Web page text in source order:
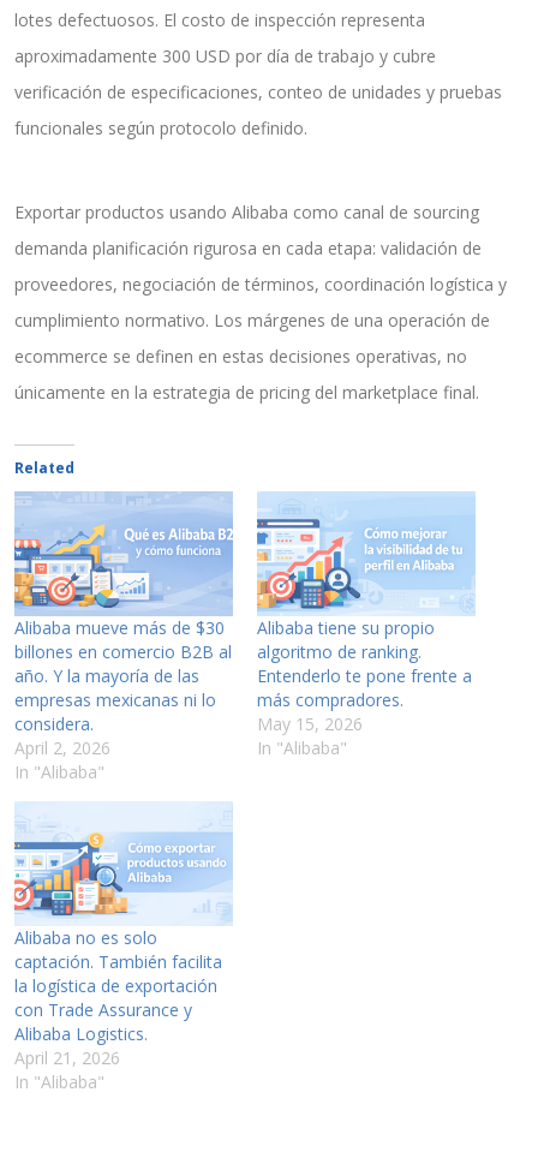
lotes defectuosos. El costo de inspección representa
aproximadamente 300 USD por día de trabajo y cubre
verificación de especificaciones, conteo de unidades y pruebas
funcionales según protocolo definido.
Exportar productos usando Alibaba como canal de sourcing
demanda planificación rigurosa en cada etapa: validación de
proveedores, negociación de términos, coordinación logística y
cumplimiento normativo. Los márgenes de una operación de
ecommerce se definen en estas decisiones operativas, no
únicamente en la estrategia de pricing del marketplace final.
Related
Alibaba mueve más de $30
billones en comercio B2B al
año. Y la mayoría de las
empresas mexicanas ni lo
considera.
April 2, 2026
In "Alibaba"
Alibaba tiene su propio
algoritmo de ranking.
Entenderlo te pone frente a
más compradores.
May 15, 2026
In "Alibaba"
Alibaba no es solo
captación. También facilita
la logística de exportación
con Trade Assurance y
Alibaba Logistics.
April 21, 2026
In "Alibaba"